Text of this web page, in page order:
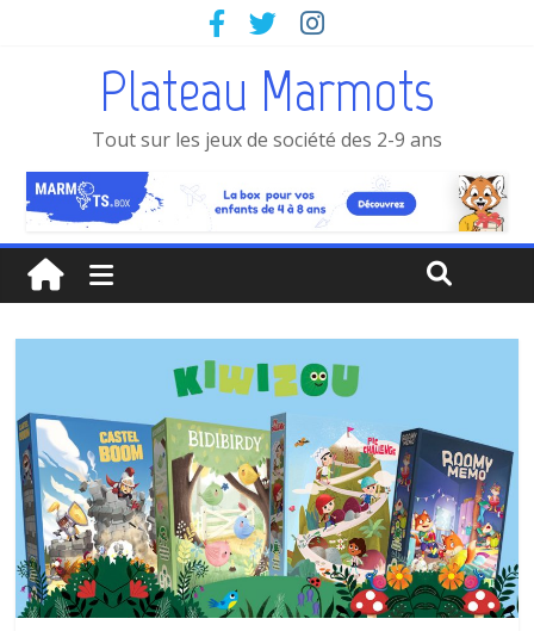
Plateau Marmots
Tout sur les jeux de société des 2-9 ans